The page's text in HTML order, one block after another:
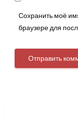
Сохранить моё
браузере для